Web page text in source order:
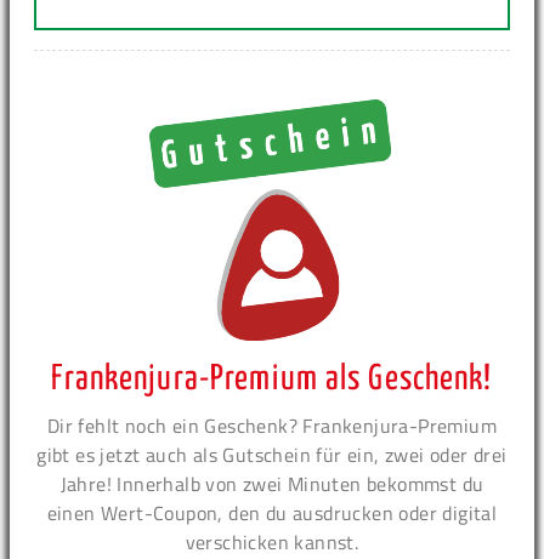
Frankenjura-Premium als Geschenk!
Dir fehlt noch ein Geschenk? Frankenjura-Premium
gibt es jetzt auch als Gutschein für ein, zwei oder drei
Jahre! Innerhalb von zwei Minuten bekommst du
einen Wert-Coupon, den du ausdrucken oder digital
verschicken kannst.